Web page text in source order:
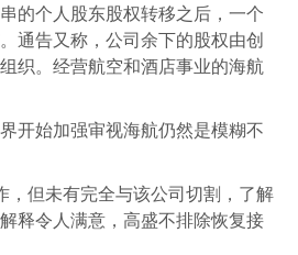
的个人股东股权转移之后，一个
通告又称，公司余下的股权由创
织。经营航空和酒店事业的海航
开始加强审视海航仍然是模糊不
但未有完全与该公司切割，了解
释令人满意，高盛不排除恢复接